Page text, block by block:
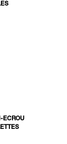
ECROU